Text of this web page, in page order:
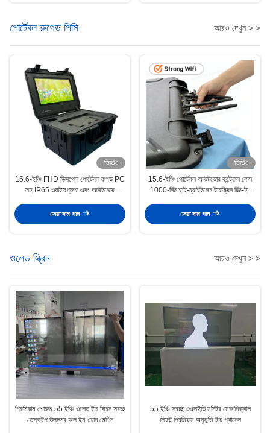
পোর্টেবল রুগেড পিসি আরও দেখুন > >
ভিডিও
15.6-ইঞ্চি FHD ডিসপ্লে পোর্টেবল রাগড PC
সহ IP65 ওয়াটারপ্রুফ এবং আউটডোর
সেরা দাম পান
ভিডিও
15.6-ইঞ্চি পোর্টেবল আউটডোর কন্ট্রোল কেস
1000-নিট হাই-ব্রাইটনেস টাচস্ক্রিন বিল্ট-ইন
সেরা দাম পান
ওলেড স্ক্রিন আরও দেখুন > >
প্রিমিয়াম শোরুম 55 ইঞ্চি ওলেড টাচ স্ক্রিন স্বচ্ছ
ডেস্কটপ উল্লম্ব অল ইন ওয়ান মেশিন
55 ইঞ্চি স্বচ্ছ ওএলইডি মনিটর মেকানিক্যাল
লিফট প্রিমিয়াম অনুভূতি টাচ প্যানেল